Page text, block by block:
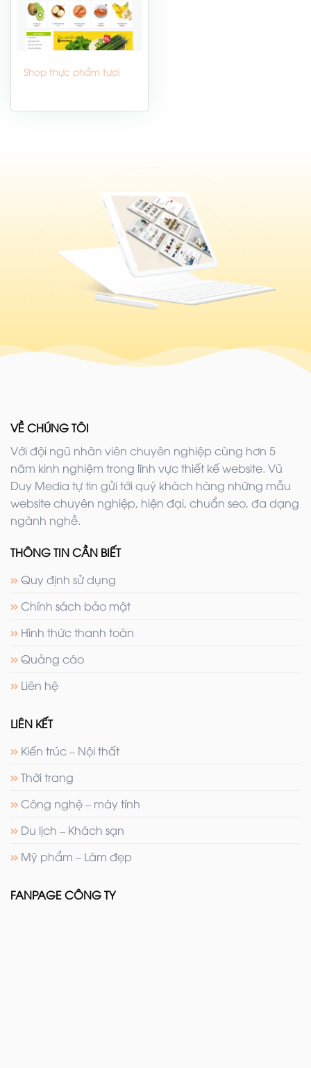
Shop thực phẩm tươi
VỀ CHÚNG TÔI
Với đội ngũ nhân viên chuyên nghiệp cùng hơn 5
năm kinh nghiệm trong lĩnh vực thiết kế website. Vũ
Duy Media tự tin gửi tới quý khách hàng những mẫu
website chuyên nghiệp, hiện đại, chuẩn seo, đa dạng
ngành nghề.
THÔNG TIN CẦN BIẾT
Quy định sử dụng
Chính sách bảo mật
Hình thức thanh toán
Quảng cáo
Liên hệ
LIÊN KẾT
Kiến trúc – Nội thất
Thời trang
Công nghệ – máy tính
Du lịch – Khách sạn
Mỹ phẩm – Làm đẹp
FANPAGE CÔNG TY